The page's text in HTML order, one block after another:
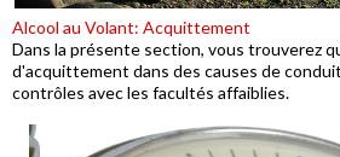
Alcool au Volant: Acquittement
Dans la présente section, vous trouverez
d'acquittement dans des causes de
contrôles avec les facultés affaiblies.